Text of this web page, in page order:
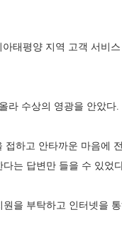
태평양 지역 고객 서비
라 수상의 영광을 안았다.
하고 안타까운 마음에
는 답변만 들을 수 있었
을 부탁하고 인터넷을